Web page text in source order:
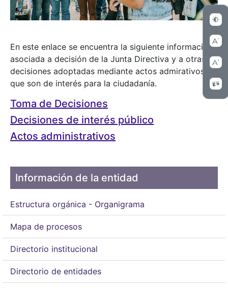
Información de la entidad
Estructura orgánica - Organigrama
Mapa de procesos
Directorio institucional
Directorio de entidades
En este enlace se encuentra la siguiente información
asociada a decisión de la Junta Directiva y a otras
decisiones adoptadas mediante actos admirativos
que son de interés para la ciudadanía.
Toma de Decisiones
Decisiones de interés público
Actos administrativos